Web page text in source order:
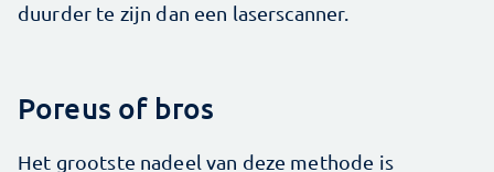
duurder te zijn dan een laserscanner.
Poreus of bros
Het grootste nadeel van deze methode is